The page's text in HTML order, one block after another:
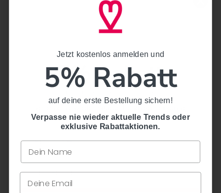
0044
€69,90
SALE
Jetzt kostenlos anmelden und
5% Rabatt
Rabattaktionen.
Jetzt kostenlos anmelden und
5% Rabatt
auf deine erste Bestellung sichern!
Verpasse nie wieder aktuelle Trends oder
exklusive Rabattaktionen.